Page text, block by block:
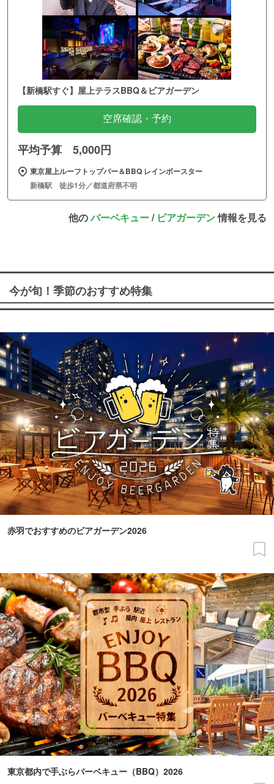
【新橋駅すぐ】屋上テラスBBQ＆ビアガーデン
空席確認・予約
平均予算 5,000円
東京屋上ルーフトップバー＆BBQ レインボースター
新橋駅 徒歩1分／都道府県不明
他のバーベキュー/ ビアガーデン情報を見る
今が旬！季節のおすすめ特集
赤羽でおすすめのビアガーデン2026
東京都内で手ぶらバーベキュー（BBQ）2026